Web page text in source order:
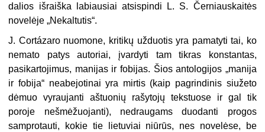
dalios išraiška labiausiai atsispindi L. S. Černiauskaitės
novelėje „Nekaltutis“.
J. Cortázaro nuomone, kritikų užduotis yra pamatyti tai, ko
nemato patys autoriai, įvardyti tam tikras konstantas,
pasikartojimus, manijas ir fobijas. Šios antologijos „manija
ir fobija“ neabejotinai yra mirtis (kaip pagrindinis siužeto
dėmuo vyraujanti aštuonių rašytojų tekstuose ir gal tik
poroje nešmėžuojanti), nedraugams duodanti progos
samprotauti, kokie tie lietuviai niūrūs, nes novelėse, be